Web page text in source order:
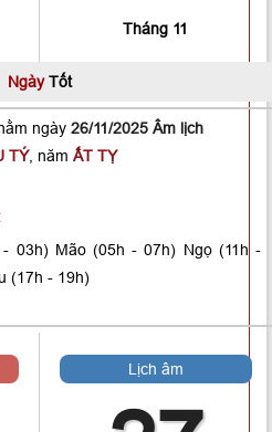
Tháng 11
NgàyTốt
ngày 26/11/2025 Âm lịch
TÝ, năm ẤT TỴ
- 03h) Mão(05h - 07h) Ngọ(11h -
(17h - 19h)
Lịch âm